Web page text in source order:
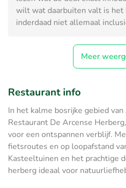
wilt wat daarbuiten valt is het
inderdaad niet allemaal
Meer
Restaurant info
In het kalme bosrijke gebied
Restaurant De Arcense
voor een ontspannen verblijf.
fietsroutes en op loopafstand
Kasteeltuinen en het prachtige
herberg ideaal voor